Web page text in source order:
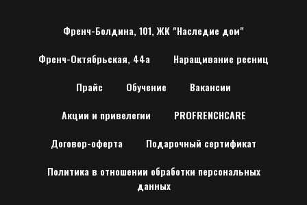
Френч-Болдина, 101, ЖК "Наследие дом"
Френч-Октябрьская, 44а
Наращивание ресниц
Прайс
Обучение
Вакансии
Акции и привелегии
PROFRENCHCARE
Договор-оферта
Подарочный сертификат
Политика в отношении обработки персональных
данных